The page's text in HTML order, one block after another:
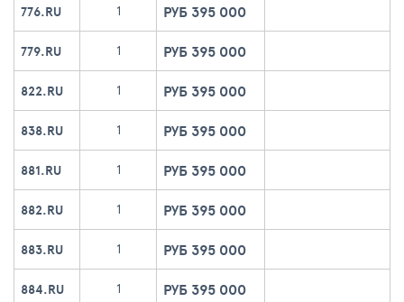
776.RU 1 РУБ 395 000
779.RU 1 РУБ 395 000
822.RU 1 РУБ 395 000
838.RU 1 РУБ 395 000
881.RU 1 РУБ 395 000
882.RU 1 РУБ 395 000
883.RU 1 РУБ 395 000
884.RU 1 РУБ 395 000